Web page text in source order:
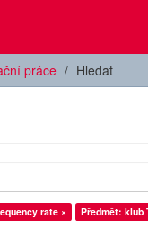
práce Hledat
rate × Předmět: klub